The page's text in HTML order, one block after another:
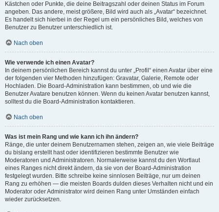
Kästchen oder Punkte, die deine Beitragszahl oder deinen Status im Forum
angeben. Das andere, meist größere, Bild wird auch als „Avatar“ bezeichnet.
Es handelt sich hierbei in der Regel um ein persönliches Bild, welches von
Benutzer zu Benutzer unterschiedlich ist.
Nach oben
Wie verwende ich einen Avatar?
In deinem persönlichen Bereich kannst du unter „Profil“ einen Avatar über eine
der folgenden vier Methoden hinzufügen: Gravatar, Galerie, Remote oder
Hochladen. Die Board-Administration kann bestimmen, ob und wie die
Benutzer Avatare benutzen können. Wenn du keinen Avatar benutzen kannst,
solltest du die Board-Administration kontaktieren.
Nach oben
Was ist mein Rang und wie kann ich ihn ändern?
Ränge, die unter deinem Benutzernamen stehen, zeigen an, wie viele Beiträge
du bislang erstellt hast oder identifizieren bestimmte Benutzer wie
Moderatoren und Administratoren. Normalerweise kannst du den Wortlaut
eines Ranges nicht direkt ändern, da sie von der Board-Administration
festgelegt wurden. Bitte schreibe keine sinnlosen Beiträge, nur um deinen
Rang zu erhöhen — die meisten Boards dulden dieses Verhalten nicht und ein
Moderator oder Administrator wird deinen Rang unter Umständen einfach
wieder zurücksetzen.